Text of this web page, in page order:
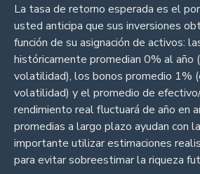
La tasa de retorno esperada es el
usted anticipa que sus inversiones
función de su asignación de activos:
históricamente promedian 0% al año
volatilidad), los bonos promedio 1%
volatilidad) y el promedio de
rendimiento real fluctuará de año en
promedias a largo plazo ayudan con
importante utilizar estimaciones
para evitar sobreestimar la riqueza